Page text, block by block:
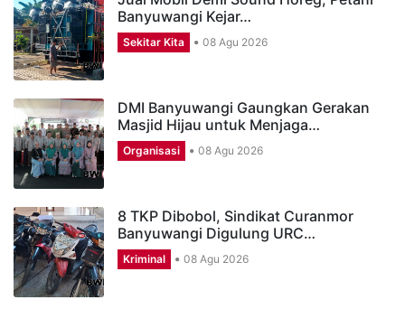
Banyuwangi Kejar…
Sekitar Kita 08 Agu 2026
DMI Banyuwangi Gaungkan Gerakan
Masjid Hijau untuk Menjaga…
Organisasi 08 Agu 2026
8 TKP Dibobol, Sindikat Curanmor
Banyuwangi Digulung URC…
Kriminal 08 Agu 2026